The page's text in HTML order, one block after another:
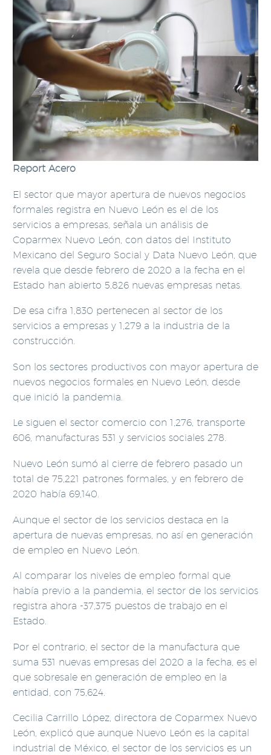
Report Acero
El sector que mayor apertura de nuevos negocios
formales registra en Nuevo León es el de los
servicios a empresas, señala un análisis de
Coparmex Nuevo León, con datos del Instituto
Mexicano del Seguro Social y Data Nuevo León, que
revela que desde febrero de 2020 a la fecha en el
Estado han abierto 5,826 nuevas empresas netas.
De esa cifra 1,830 pertenecen al sector de los
servicios a empresas y 1,279 a la industria de la
construcción.
Son los sectores productivos con mayor apertura de
nuevos negocios formales en Nuevo León, desde
que inició la pandemia.
Le siguen el sector comercio con 1,276, transporte
606, manufacturas 531 y servicios sociales 278.
Nuevo León sumó al cierre de febrero pasado un
total de 75,221 patrones formales, y en febrero de
2020 había 69,140.
Aunque el sector de los servicios destaca en la
apertura de nuevas empresas, no así en generación
de empleo en Nuevo León.
Al comparar los niveles de empleo formal que
había previo a la pandemia, el sector de los servicios
registra ahora -37,375 puestos de trabajo en el
Estado.
Por el contrario, el sector de la manufactura que
suma 531 nuevas empresas del 2020 a la fecha, es el
que sobresale en generación de empleo en la
entidad, con 75,624.
Cecilia Carrillo López, directora de Coparmex Nuevo
León, explicó que aunque Nuevo León es la capital
industrial de México, el sector de los servicios es un